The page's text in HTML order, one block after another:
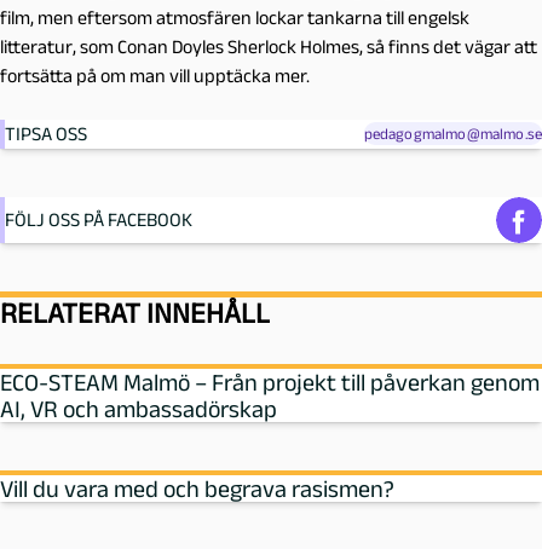
film, men eftersom atmosfären lockar tankarna till engelsk
litteratur, som Conan Doyles Sherlock Holmes, så finns det vägar att
fortsätta på om man vill upptäcka mer.
TIPSA OSS pedagogmalmo@malmo.se
FÖLJ OSS PÅ FACEBOOK
RELATERAT INNEHÅLL
ECO-STEAM Malmö – Från projekt till påverkan genom
AI, VR och ambassadörskap
Vill du vara med och begrava rasismen?